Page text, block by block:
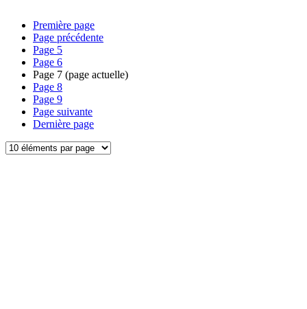
Première page
Page précédente
Page 5
Page 6
Page 7 (page actuelle)
Page 8
Page 9
Page suivante
Dernière page